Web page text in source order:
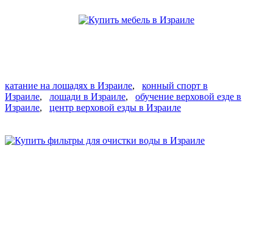
катание на лошадях в Израиле, конный спорт в
Израиле, лошади в Израиле, обучение верховой езде в
Израиле, центр верховой езды в Израиле